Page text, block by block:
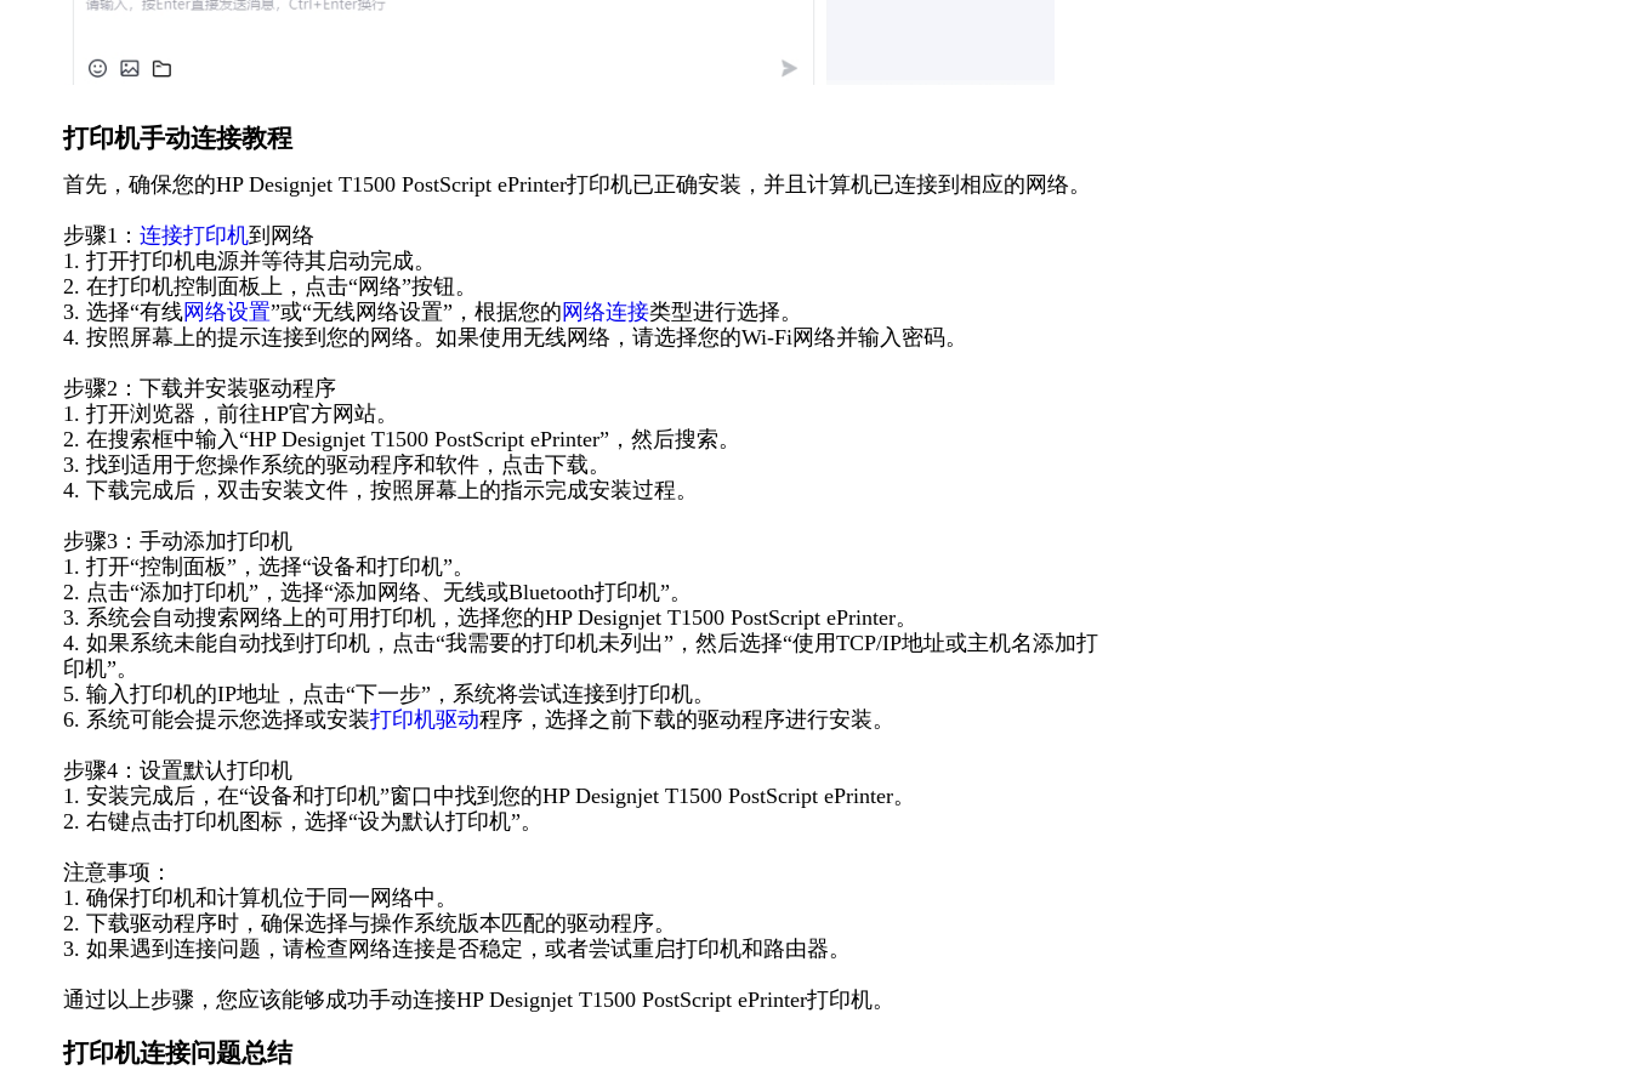
打印机手动连接教程
首先，确保您的HP Designjet T1500 PostScript ePrinter打印机已正确安装，并且计算机已连接到相应的网络。
步骤1： 连接打印机到网络
1. 打开打印机电源并等待其启动完成。
2. 在打印机控制面板上，点击“网络”按钮。
3. 选择“有线网络设置”或“无线网络设置”，根据您的 网络连接类型进行选择。
4. 按照屏幕上的提示连接到您的网络。如果使用无线网络，请选择您的Wi-Fi网络并输入密码。
步骤2：下载并安装驱动程序
1. 打开浏览器，前往HP官方网站。
2. 在搜索框中输入“HP Designjet T1500 PostScript ePrinter”，然后搜索。
3. 找到适用于您操作系统的驱动程序和软件，点击下载。
4. 下载完成后，双击安装文件，按照屏幕上的指示完成安装过程。
步骤3：手动添加打印机
1. 打开“控制面板”，选择“设备和打印机”。
2. 点击“添加打印机”，选择“添加网络、无线或Bluetooth打印机”。
3. 系统会自动搜索网络上的可用打印机，选择您的HP Designjet T1500 PostScript ePrinter。
4. 如果系统未能自动找到打印机，点击“我需要的打印机未列出”，然后选择“使用TCP/IP地址或主机名添加打
印机”。
5. 输入打印机的IP地址，点击“下一步”，系统将尝试连接到打印机。
6. 系统可能会提示您选择或安装打印机驱动程序，选择之前下载的驱动程序进行安装。
步骤4：设置默认打印机
1. 安装完成后，在“设备和打印机”窗口中找到您的HP Designjet T1500 PostScript ePrinter。
2. 右键点击打印机图标，选择“设为默认打印机”。
注意事项：
1. 确保打印机和计算机位于同一网络中。
2. 下载驱动程序时，确保选择与操作系统版本匹配的驱动程序。
3. 如果遇到连接问题，请检查网络连接是否稳定，或者尝试重启打印机和路由器。
通过以上步骤，您应该能够成功手动连接HP Designjet T1500 PostScript ePrinter打印机。
打印机连接问题总结